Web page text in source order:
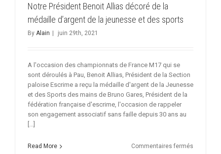
Notre Président Benoit Allias décoré de la
médaille d’argent de la jeunesse et des sports
By Alain | juin 29th, 2021
A l'occasion des championnats de France M17 qui se
sont déroulés à Pau, Benoit Allias, Président de la Section
paloise Escrime a reçu la médaille d'argent de la Jeunesse
et des Sports des mains de Bruno Gares, Président de la
fédération française d'escrime, l'occasion de rappeler
son engagement associatif sans faille depuis 30 ans au
[...]
Read More Commentaires fermés